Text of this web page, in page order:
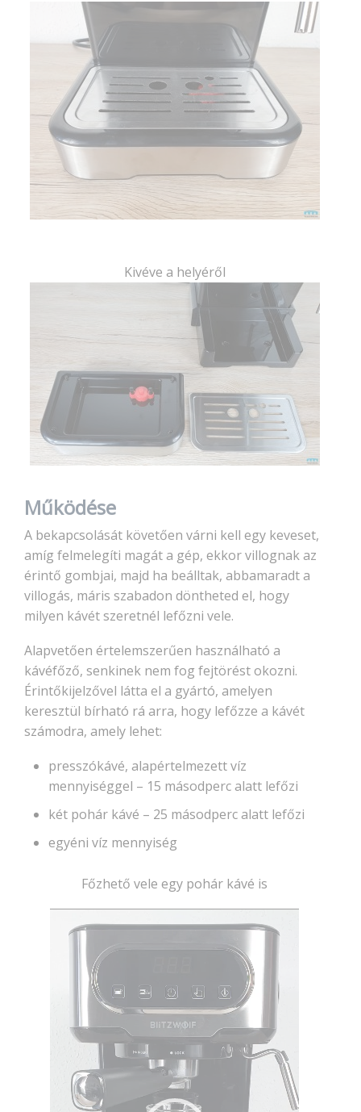
Kivéve a helyéről
Működése
A bekapcsolását követően várni kell egy keveset,
amíg felmelegíti magát a gép, ekkor villognak az
érintő gombjai, majd ha beálltak, abbamaradt a
villogás, máris szabadon döntheted el, hogy
milyen kávét szeretnél lefőzni vele.
Alapvetően értelemszerűen használható a
kávéfőző, senkinek nem fog fejtörést okozni.
Érintőkijelzővel látta el a gyártó, amelyen
keresztül bírható rá arra, hogy lefőzze a kávét
számodra, amely lehet:
presszókávé, alapértelmezett víz
mennyiséggel – 15 másodperc alatt lefőzi
két pohár kávé – 25 másodperc alatt lefőzi
egyéni víz mennyiség
Főzhető vele egy pohár kávé is